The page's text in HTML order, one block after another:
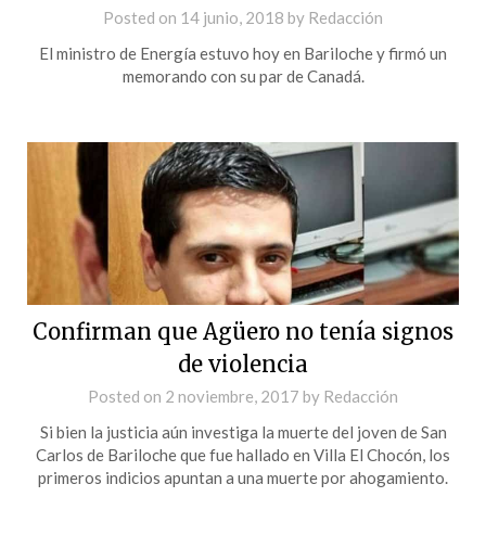
Posted on 14 junio, 2018 by Redacción
El ministro de Energía estuvo hoy en Bariloche y firmó un
memorando con su par de Canadá.
Confirman que Agüero no tenía signos
de violencia
Posted on 2 noviembre, 2017 by Redacción
Si bien la justicia aún investiga la muerte del joven de San
Carlos de Bariloche que fue hallado en Villa El Chocón, los
primeros indicios apuntan a una muerte por ahogamiento.